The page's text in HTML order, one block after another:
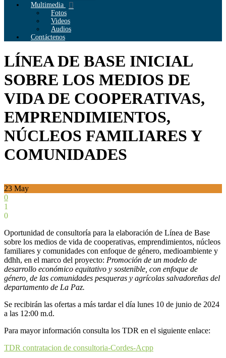
Multimedia
Fotos
Videos
Audios
Contáctenos
LÍNEA DE BASE INICIAL
SOBRE LOS MEDIOS DE
VIDA DE COOPERATIVAS,
EMPRENDIMIENTOS,
NÚCLEOS FAMILIARES Y
COMUNIDADES
23 May
0
1
0
Oportunidad de consultoría para la elaboración de Línea de Base
sobre los medios de vida de cooperativas, emprendimientos, núcleos
familiares y comunidades con enfoque de género, medioambiente y
ddhh, en el marco del proyecto: Promoción de un modelo de
desarrollo económico equitativo y sostenible, con enfoque de
género, de las comunidades pesqueras y agrícolas salvadoreñas del
departamento de La Paz.
Se recibirán las ofertas a más tardar el día lunes 10 de junio de 2024
a las 12:00 m.d.
Para mayor información consulta los TDR en el siguiente enlace:
TDR contratacion de consultoria-Cordes-Acpp